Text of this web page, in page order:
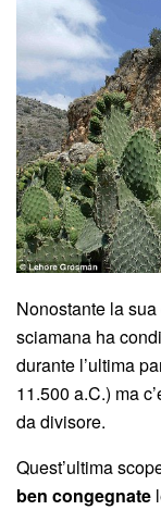
Nonostante la
sciamana ha
durante l’ultima
11.500 a.C.) ma
da divisore.
Quest’ultima
ben congegnate